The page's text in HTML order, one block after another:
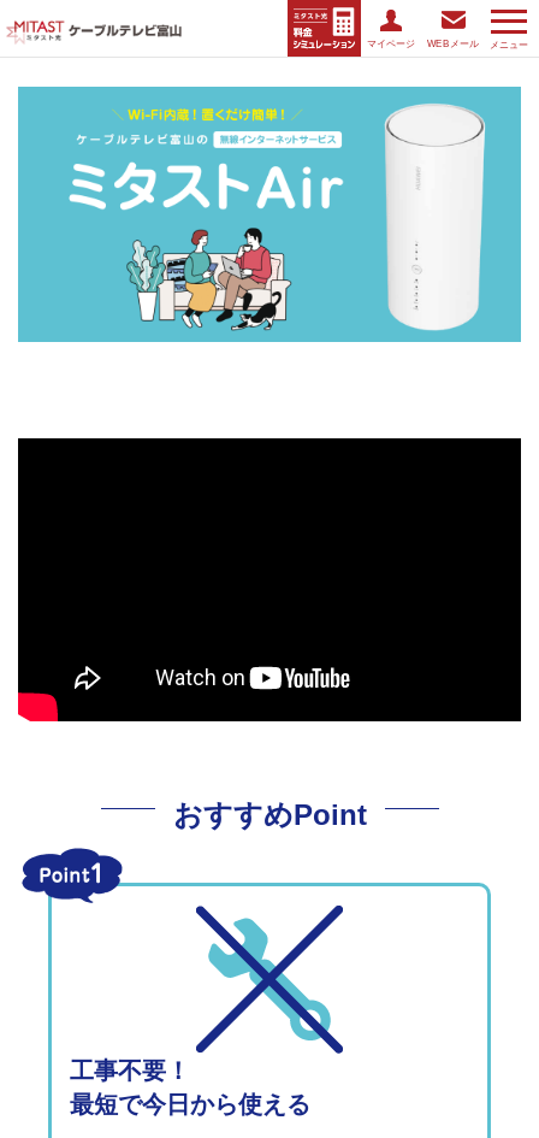
メニュー
マイページ WEBメール
おすすめPoint
工事不要！
最短で今日から使える